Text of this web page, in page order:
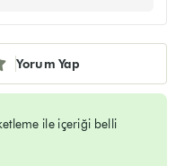
Yorum Yap
ile içeriği belli